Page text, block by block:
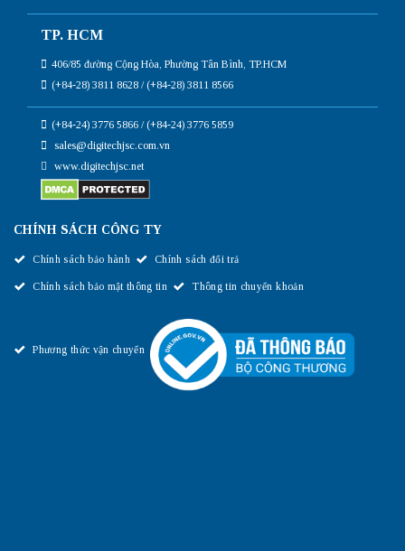
TP. HCM
406/85 đường Cộng Hòa, Phường Tân Bình, TP.HCM
(+84-28) 3811 8628 / (+84-28) 3811 8566
(+84-24) 3776 5866 / (+84-24) 3776 5859
sales@digitechjsc.com.vn
www.digitechjsc.net
CHÍNH SÁCH CÔNG TY
Chính sách bảo hành Chính sách đổi trả
Chính sách bảo mật thông tin Thông tin chuyển khoản
Phương thức vận chuyển